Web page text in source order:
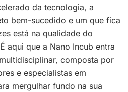
da tecnologia, a
bem-sucedido e um que fica
está na qualidade do
aqui que a Nano Incub entra
composta por
e especialistas em
mergulhar fundo na sua